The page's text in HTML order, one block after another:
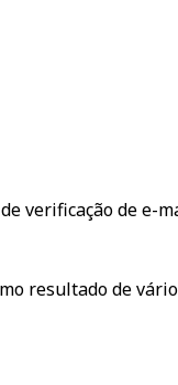
verificação de
resultado de